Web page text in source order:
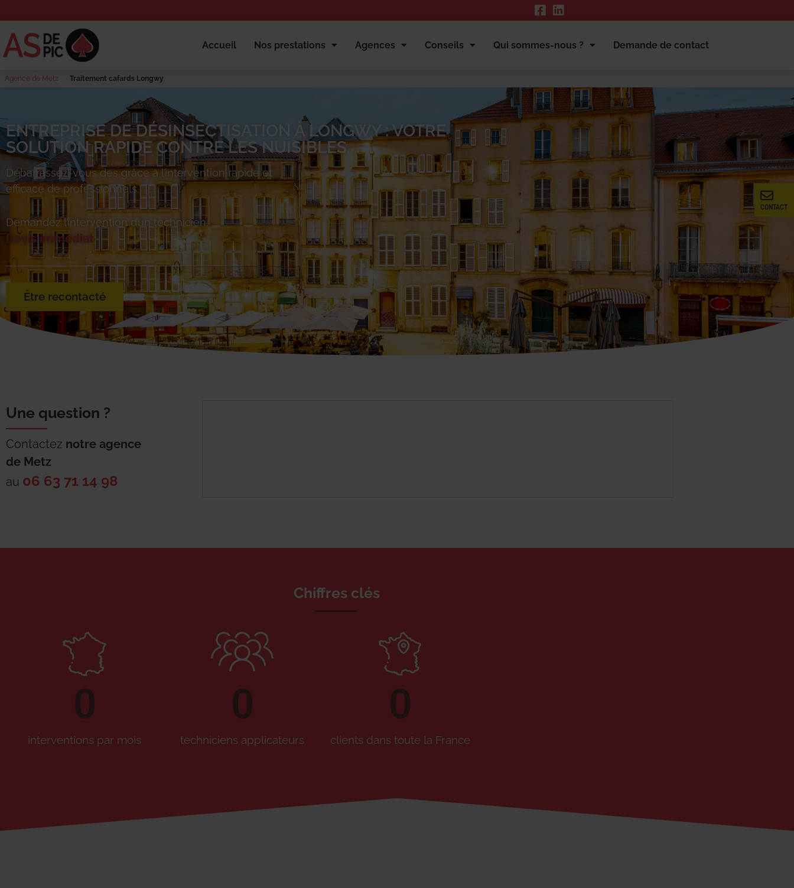
Accueil Nos prestations Agences Conseils Qui sommes-nous ? Demande de contact
Agence de Metz Traitement cafards Longwy
CONTACT
ENTREPRISE DE DÉSINSECTISATION À LONGWY : VOTRE
SOLUTION RAPIDE CONTRE LES NUISIBLES.
Débarrassez-vous desgrâce à l’intervention rapide et
efficace de professionnels.
Demandez l’intervention d’un technicien.
Devis immédiat
Être recontacté
Une question ?
Contactez notre agence
de Metz
au 06 63 71 14 98
Chiffres clés
interventions par mois
0
techniciens applicateurs
0
clients dans toute la France
0